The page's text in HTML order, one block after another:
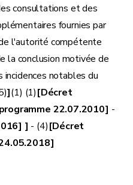
consultations et des
fournies par
l'autorité compétente
la conclusion motivée de
notables du
](1) (1)[Décret
22.07.2010] -
] - (4)[Décret